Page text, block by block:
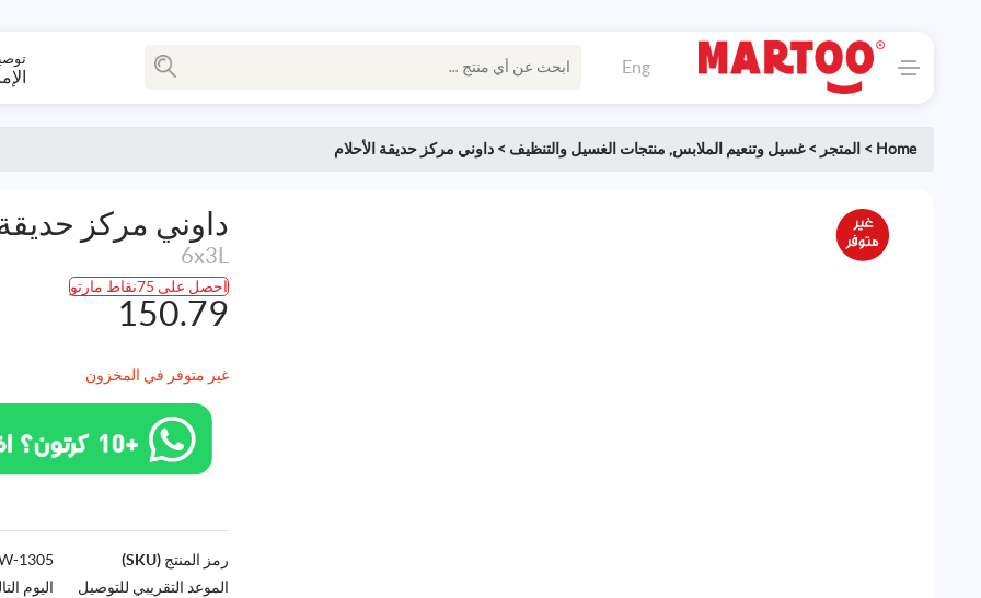
Eng
Home
> المتجر >غسيل وتنعيم الملابس, منتجات الغسيل والتنظيف >داوني مركز حديقة الأحلام
داوني مركز حديقة
6x3L
احصل على 75نقاط مارتو
150.79
غير متوفر في المخزون
رمز المنتج (SKU)
1305-AW
الموعد التقريبي للتوصيل
اليوم